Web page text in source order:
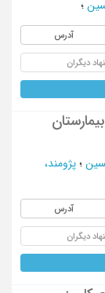
؛
آدرس
دیگران
؛ پژومند،
آدرس
دیگران